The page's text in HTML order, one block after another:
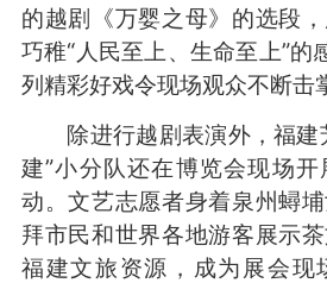
的越剧《万婴之母》的选段
巧稚“人民至上、生命至上”
列精彩好戏令现场观众不断击
除进行越剧表演外，福建
建”小分队还在博览会现场
动。文艺志愿者身着泉州蟳
拜市民和世界各地游客展示
福建文旅资源，成为展会现